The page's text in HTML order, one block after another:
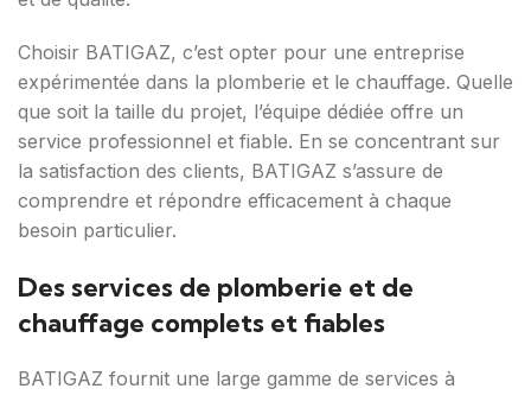
Choisir BATIGAZ, c’est opter pour une entreprise
expérimentée dans la plomberie et le chauffage. Quelle
que soit la taille du projet, l’équipe dédiée offre un
service professionnel et fiable. En se concentrant sur
la satisfaction des clients, BATIGAZ s’assure de
comprendre et répondre efficacement à chaque
besoin particulier.
Des services de plomberie et de
chauffage complets et fiables
BATIGAZ fournit une large gamme de services à